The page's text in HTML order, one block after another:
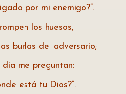
por mi enemigo?”.
los huesos,
burlas del adversario;
me preguntan:
está tu Dios?”.